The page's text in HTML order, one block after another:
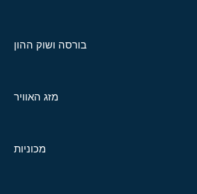
בורסה ושוק ההון
מזג האוויר
מכוניות